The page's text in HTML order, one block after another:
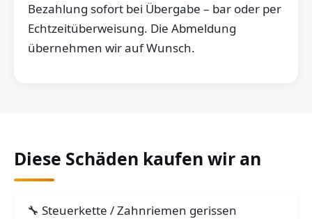
Bezahlung sofort bei Übergabe – bar oder per
Echtzeitüberweisung. Die Abmeldung
übernehmen wir auf Wunsch.
Diese Schäden kaufen wir an
Steuerkette / Zahnriemen gerissen